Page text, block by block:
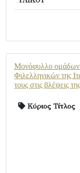
Μονόφυλλο ομάδων
Φιλελληνικών της
τους στις βλέψεις
Κύριος Τίτλος